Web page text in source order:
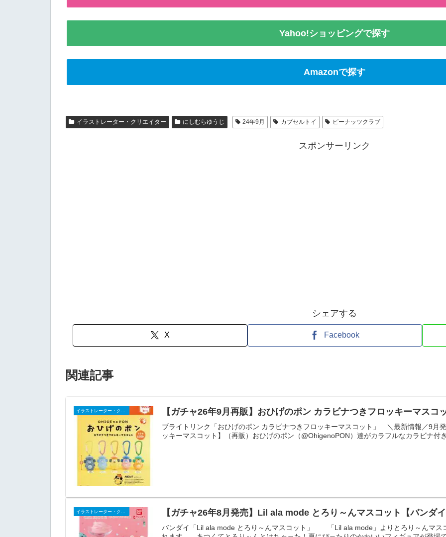
Yahoo!ショッピングで探す
Amazonで探す
イラストレーター・クリエイター にしむらゆうじ 24年9月 カプセルトイ ピーナッツクラブ
スポンサーリンク
シェアする
X Facebook
関連記事
イラストレーター・クリエイター 【ガチャ26年9月再販】おひげのポン カラビナつきフロッキーマスコ
ブライトリンク「おひげのポン カラビナつきフロッキーマスコット」 ＼最新情報／9月
ッキーマスコット】（再販）おひげのポン（@OhigenoPON）達がカラフルなカラビナ付
【ガチャ26年8月発売】Lil ala mode とろり～んマスコット【バンダ
バンダイ「Lil ala mode とろり～んマスコット」 「Lil ala mode」よりとろり～んマス